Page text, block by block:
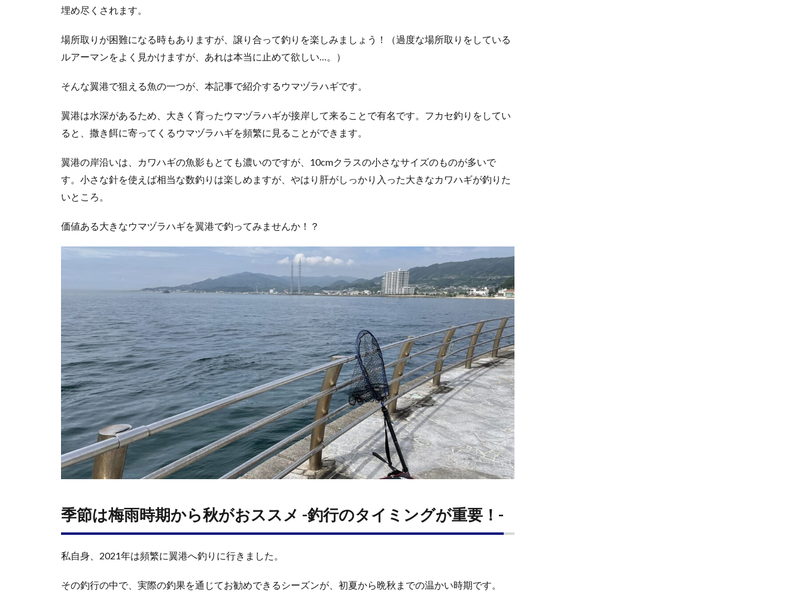
埋め尽くされます。
場所取りが困難になる時もありますが、譲り合って釣りを楽しみましょう！（過度な場所取りをしている
ルアーマンをよく見かけますが、あれは本当に止めて欲しい…。）
そんな翼港で狙える魚の一つが、本記事で紹介するウマヅラハギです。
翼港は水深があるため、大きく育ったウマヅラハギが接岸して来ることで有名です。フカセ釣りをしてい
ると、撒き餌に寄ってくるウマヅラハギを頻繁に見ることができます。
翼港の岸沿いは、カワハギの魚影もとても濃いのですが、10cmクラスの小さなサイズのものが多いで
す。小さな針を使えば相当な数釣りは楽しめますが、やはり肝がしっかり入った大きなカワハギが釣りた
いところ。
価値ある大きなウマヅラハギを翼港で釣ってみませんか！？
季節は梅雨時期から秋がおススメ -釣行のタイミングが重要！-
私自身、2021年は頻繁に翼港へ釣りに行きました。
その釣行の中で、実際の釣果を通じてお勧めできるシーズンが、初夏から晩秋までの温かい時期です。